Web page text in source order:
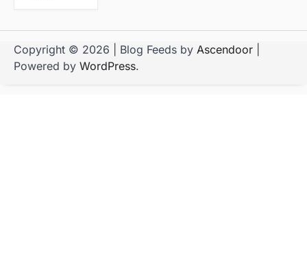
Copyright © 2026 | Blog Feeds by Ascendoor
Powered by WordPress.